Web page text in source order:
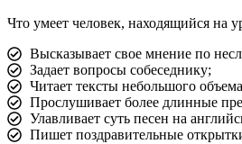
Что умеет человек, находящийся на
Высказывает свое мнение по
Задает вопросы собеседнику;
Читает тексты небольшого
Прослушивает более длинные
Улавливает суть песен на
Пишет поздравительные